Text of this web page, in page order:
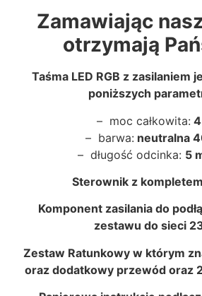
Zamawiając
otrzymają
Taśma LED RGB z zasilaniem
poniższych
– moc całkowita:
– barwa: neutralna
– długość odcinka: 5
Sterownik z
Komponent zasilania do
zestawu do sieci
Zestaw Ratunkowy w którym
oraz dodatkowy przewód oraz